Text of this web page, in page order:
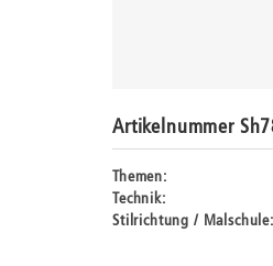
Artikelnummer
Themen:
Technik:
Stilrichtung / Malschule: